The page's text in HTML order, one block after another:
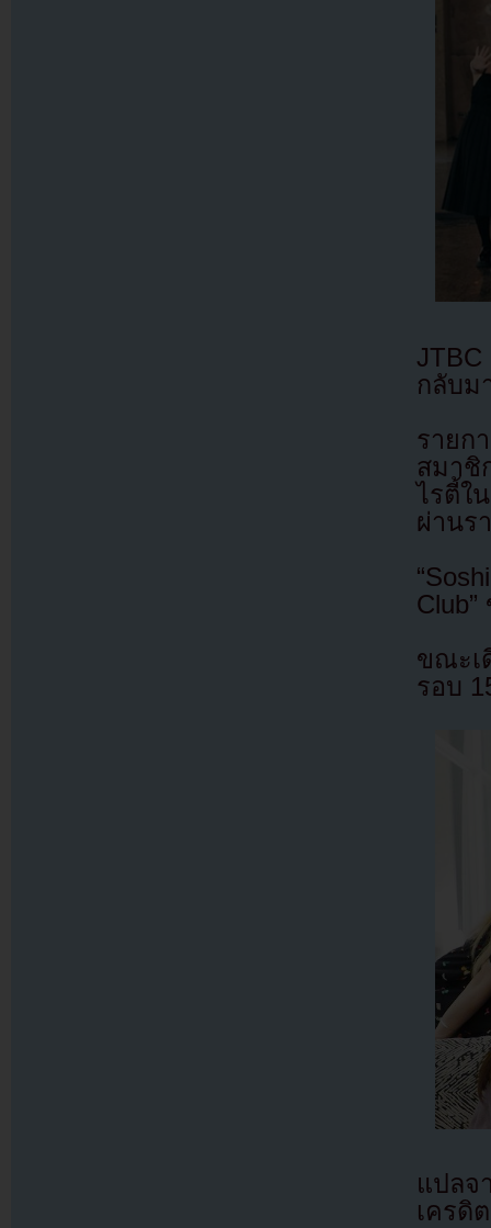
กลับม
รายก
สมาชิ
ไรตี้ใ
ผ่านร
Club”
ขณะเ
รอบ
แปล
เครดิ